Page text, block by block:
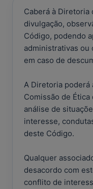
Caberá à Diretoria
divulgação,
Código, podendo
administrativas ou
em caso de
A Diretoria poderá
Comissão de
análise de
interesse,
deste Código.
Qualquer
desacordo com
conflito de